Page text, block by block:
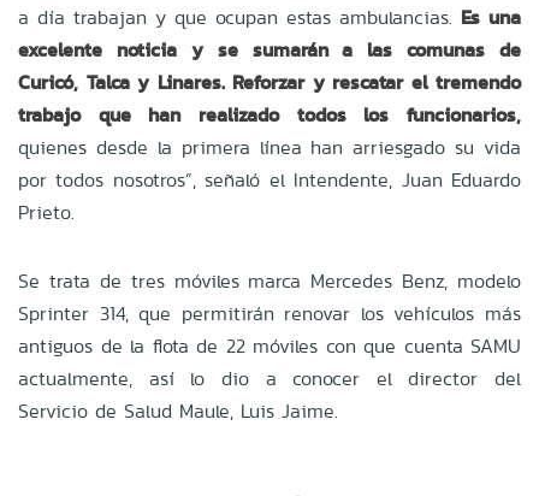
a día trabajan y que ocupan estas ambulancias. Es una
excelente noticia y se sumarán a las comunas de
Curicó, Talca y Linares. Reforzar y rescatar el tremendo
trabajo que han realizado todos los funcionarios,
quienes desde la primera línea han arriesgado su vida
por todos nosotros”, señaló el Intendente, Juan Eduardo
Prieto.
Se trata de tres móviles marca Mercedes Benz, modelo
Sprinter 314, que permitirán renovar los vehículos más
antiguos de la flota de 22 móviles con que cuenta SAMU
actualmente, así lo dio a conocer el director del
Servicio de Salud Maule, Luis Jaime.